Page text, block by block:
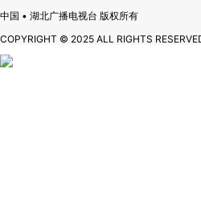
中国 • 湖北广播电视台 版权所有
COPYRIGHT © 2025 ALL RIGHTS